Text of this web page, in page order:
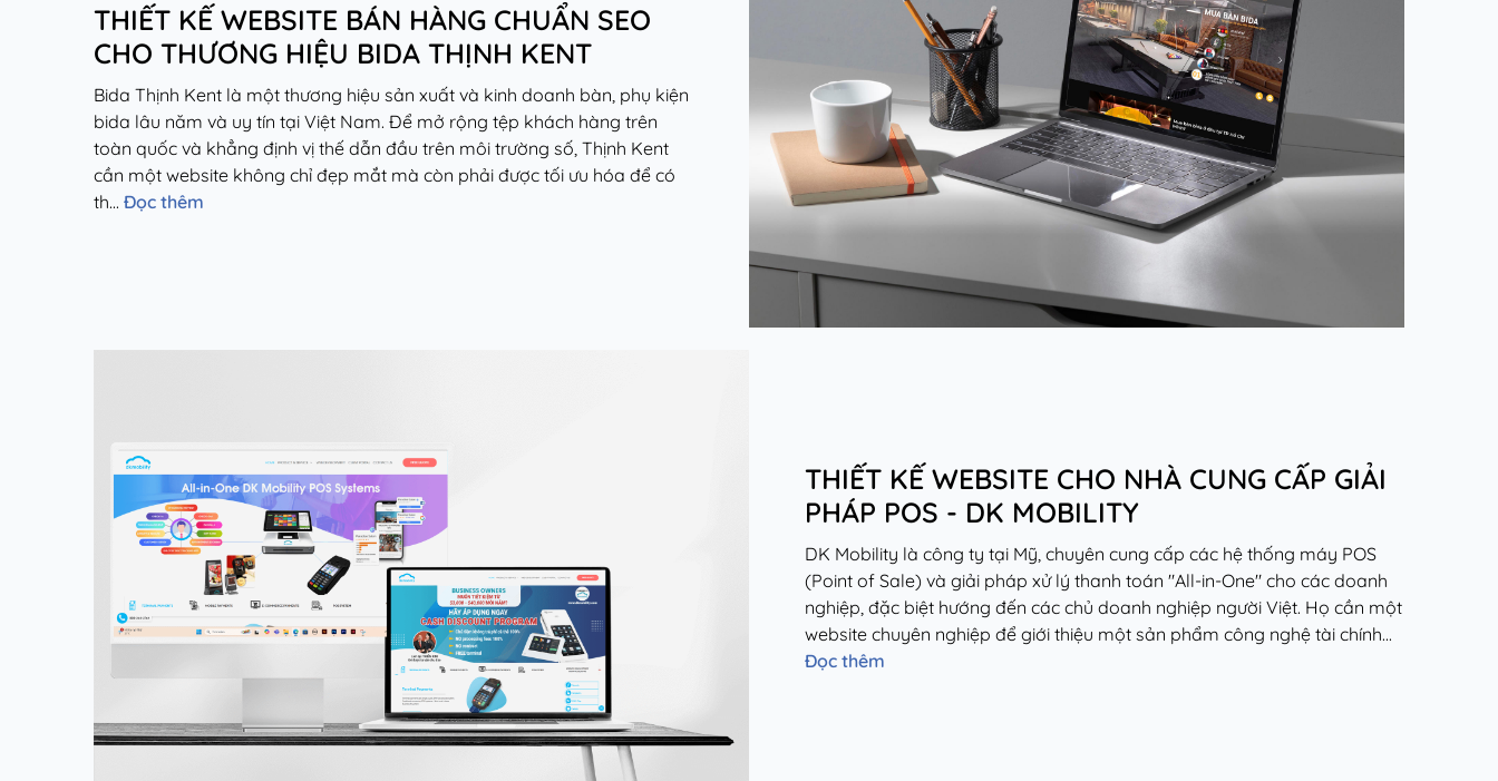
THIẾT KẾ WEBSITE BÁN HÀNG CHUẨN SEO
CHO THƯƠNG HIỆU BIDA THỊNH KENT
Bida Thịnh Kent là một thương hiệu sản xuất và kinh doanh bàn, phụ kiện
bida lâu năm và uy tín tại Việt Nam. Để mở rộng tệp khách hàng trên
toàn quốc và khẳng định vị thế dẫn đầu trên môi trường số, Thịnh Kent
cần một website không chỉ đẹp mắt mà còn phải được tối ưu hóa để có
th... Đọc thêm
THIẾT KẾ WEBSITE CHO NHÀ CUNG CẤP GIẢI
PHÁP POS - DK MOBILITY
DK Mobility là công ty tại Mỹ, chuyên cung cấp các hệ thống máy POS
(Point of Sale) và giải pháp xử lý thanh toán "All-in-One" cho các doanh
nghiệp, đặc biệt hướng đến các chủ doanh nghiệp người Việt. Họ cần một
website chuyên nghiệp để giới thiệu một sản phẩm công nghệ tài chính...
Đọc thêm